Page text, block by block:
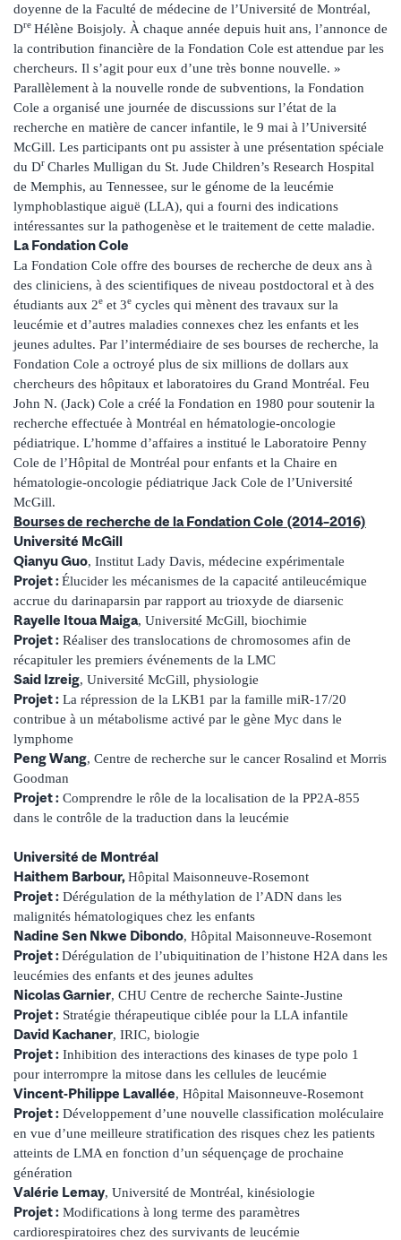
doyenne de la Faculté de médecine de l’Université de Montréal,
Dre Hélène Boisjoly. À chaque année depuis huit ans, l’annonce de
la contribution financière de la Fondation Cole est attendue par les
chercheurs. Il s’agit pour eux d’une très bonne nouvelle. »
Parallèlement à la nouvelle ronde de subventions, la Fondation
Cole a organisé une journée de discussions sur l’état de la
recherche en matière de cancer infantile, le 9 mai à l’Université
McGill. Les participants ont pu assister à une présentation spéciale
du Dr Charles Mulligan du St. Jude Children’s Research Hospital
de Memphis, au Tennessee, sur le génome de la leucémie
lymphoblastique aiguë (LLA), qui a fourni des indications
intéressantes sur la pathogenèse et le traitement de cette maladie.
La Fondation Cole
La Fondation Cole offre des bourses de recherche de deux ans à
des cliniciens, à des scientifiques de niveau postdoctoral et à des
étudiants aux 2e et 3e cycles qui mènent des travaux sur la
leucémie et d’autres maladies connexes chez les enfants et les
jeunes adultes. Par l’intermédiaire de ses bourses de recherche, la
Fondation Cole a octroyé plus de six millions de dollars aux
chercheurs des hôpitaux et laboratoires du Grand Montréal. Feu
John N. (Jack) Cole a créé la Fondation en 1980 pour soutenir la
recherche effectuée à Montréal en hématologie-oncologie
pédiatrique. L’homme d’affaires a institué le Laboratoire Penny
Cole de l’Hôpital de Montréal pour enfants et la Chaire en
hématologie-oncologie pédiatrique Jack Cole de l’Université
McGill.
Bourses de recherche de la Fondation Cole (2014–2016)
Université McGill
Qianyu Guo, Institut Lady Davis, médecine expérimentale
Projet :Élucider les mécanismes de la capacité antileucémique
accrue du darinaparsin par rapport au trioxyde de diarsenic
Rayelle Itoua Maiga, Université McGill, biochimie
Projet : Réaliser des translocations de chromosomes afin de
récapituler les premiers événements de la LMC
Said Izreig, Université McGill, physiologie
Projet : La répression de la LKB1 par la famille miR-17/20
contribue à un métabolisme activé par le gène Myc dans le
lymphome
Peng Wang, Centre de recherche sur le cancer Rosalind et Morris
Goodman
Projet : Comprendre le rôle de la localisation de la PP2A-855
dans le contrôle de la traduction dans la leucémie
Université de Montréal
Haithem Barbour, Hôpital Maisonneuve-Rosemont
Projet : Dérégulation de la méthylation de l’ADN dans les
malignités hématologiques chez les enfants
Nadine Sen Nkwe Dibondo, Hôpital Maisonneuve-Rosemont
Projet :Dérégulation de l’ubiquitination de l’histone H2A dans les
leucémies des enfants et des jeunes adultes
Nicolas Garnier, CHU Centre de recherche Sainte-Justine
Projet : Stratégie thérapeutique ciblée pour la LLA infantile
David Kachaner, IRIC, biologie
Projet : Inhibition des interactions des kinases de type polo 1
pour interrompre la mitose dans les cellules de leucémie
Vincent-Philippe Lavallée, Hôpital Maisonneuve-Rosemont
Projet : Développement d’une nouvelle classification moléculaire
en vue d’une meilleure stratification des risques chez les patients
atteints de LMA en fonction d’un séquençage de prochaine
génération
Valérie Lemay, Université de Montréal, kinésiologie
Projet : Modifications à long terme des paramètres
cardiorespiratoires chez des survivants de leucémie